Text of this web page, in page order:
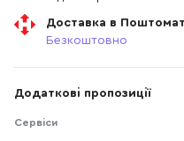
Доставка в
Безкоштовно
Додаткові пропозиції
Сервіси